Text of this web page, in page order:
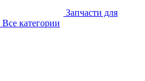
Запчасти для
Все категории